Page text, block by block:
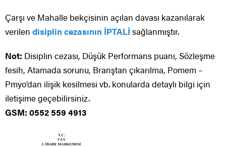
Çarşı ve Mahalle bekçisinin açılan davası kazanılarak
verilen disiplin cezasının İPTALİ sağlanmıştır.
Not: Disiplin cezası, Düşük Performans puanı, Sözleşme
fesih, Atamada sorunu, Branştan çıkarılma, Pomem –
Pmyo’dan ilişik kesilmesi vb. konularda detaylı bilgi için
iletişime geçebilirsiniz.
GSM: 0552 559 4913